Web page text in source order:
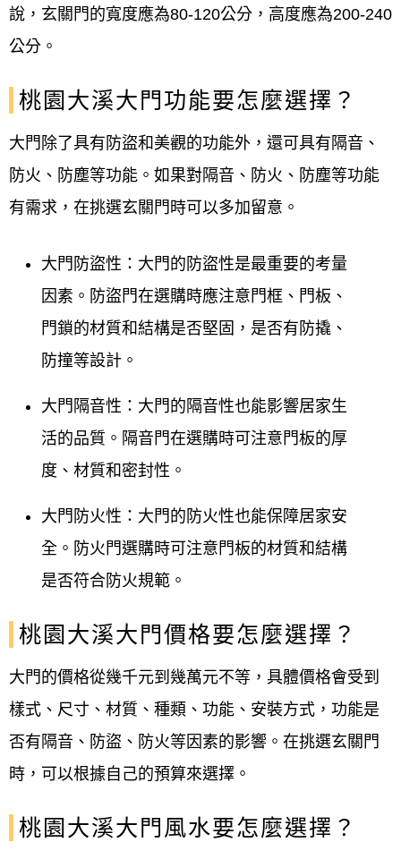
說，玄關門的寬度應為80-120公分，高度應為200-240
公分。
桃園大溪大門功能要怎麼選擇？
大門除了具有防盜和美觀的功能外，還可具有隔音、
防火、防塵等功能。如果對隔音、防火、防塵等功能
有需求，在挑選玄關門時可以多加留意。
大門防盜性：大門的防盜性是最重要的考量
因素。防盜門在選購時應注意門框、門板、
門鎖的材質和結構是否堅固，是否有防撬、
防撞等設計。
大門隔音性：大門的隔音性也能影響居家生
活的品質。隔音門在選購時可注意門板的厚
度、材質和密封性。
大門防火性：大門的防火性也能保障居家安
全。防火門選購時可注意門板的材質和結構
是否符合防火規範。
桃園大溪大門價格要怎麼選擇？
大門的價格從幾千元到幾萬元不等，具體價格會受到
樣式、尺寸、材質、種類、功能、安裝方式，功能是
否有隔音、防盜、防火等因素的影響。在挑選玄關 門
時，可以根據自己的預算來選擇。
桃園大溪大門風水要怎麼選擇？